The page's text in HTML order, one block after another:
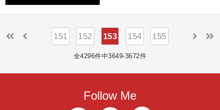
151 152 153 154 155
全4296件中3649-3672件
Follow Me